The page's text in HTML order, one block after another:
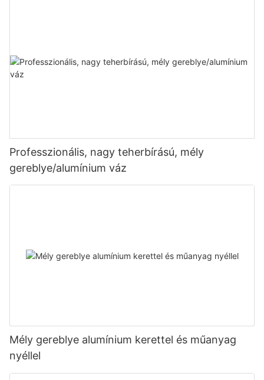
Professzionális, nagy teherbírású, mély
gereblye/alumínium váz
Mély gereblye alumínium kerettel és műanyag
nyéllel